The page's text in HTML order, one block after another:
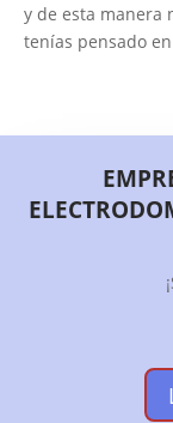
y de esta manera
tenías pensado